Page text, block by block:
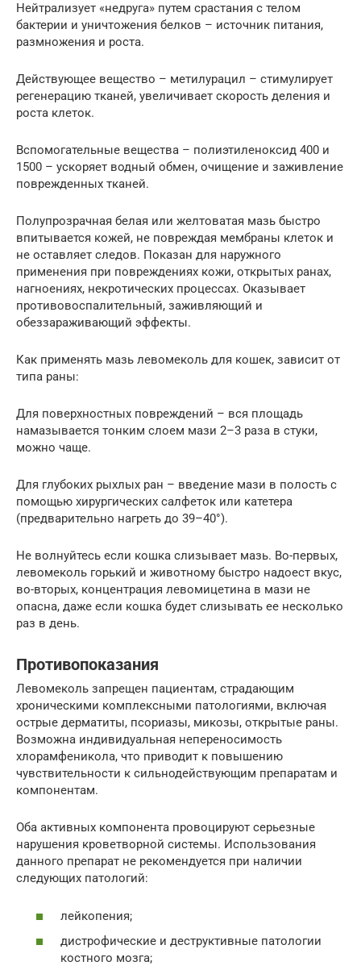
Нейтрализует «недруга» путем срастания с телом
бактерии и уничтожения белков – источник питания,
размножения и роста.
Действующее вещество – метилурацил – стимулирует
регенерацию тканей, увеличивает скорость деления и
роста клеток.
Вспомогательные вещества – полиэтиленоксид 400 и
1500 – ускоряет водный обмен, очищение и заживление
поврежденных тканей.
Полупрозрачная белая или желтоватая мазь быстро
впитывается кожей, не повреждая мембраны клеток и
не оставляет следов. Показан для наружного
применения при повреждениях кожи, открытых ранах,
нагноениях, некротических процессах. Оказывает
противовоспалительный, заживляющий и
обеззараживающий эффекты.
Как применять мазь левомеколь для кошек, зависит от
типа раны:
Для поверхностных повреждений – вся площадь
намазывается тонким слоем мази 2–3 раза в стуки,
можно чаще.
Для глубоких рыхлых ран – введение мази в полость с
помощью хирургических салфеток или катетера
(предварительно нагреть до 39–40°).
Не волнуйтесь если кошка слизывает мазь. Во-первых,
левомеколь горький и животному быстро надоест вкус,
во-вторых, концентрация левомицетина в мази не
опасна, даже если кошка будет слизывать ее несколько
раз в день.
Противопоказания
Левомеколь запрещен пациентам, страдающим
хроническими комплексными патологиями, включая
острые дерматиты, псориазы, микозы, открытые раны.
Возможна индивидуальная непереносимость
хлорамфеникола, что приводит к повышению
чувствительности к сильнодействующим препаратам и
компонентам.
Оба активных компонента провоцируют серьезные
нарушения кроветворной системы. Использования
данного препарат не рекомендуется при наличии
следующих патологий:
лейкопения;
дистрофические и деструктивные патологии
костного мозга;